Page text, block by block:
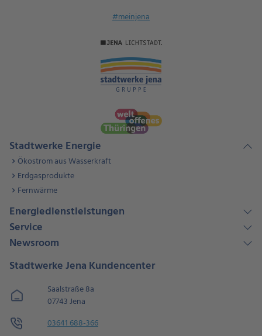
#meinjena
Stadtwerke Energie
Ökostrom aus Wasserkraft
Erdgasprodukte
Fernwärme
Energiedienstleistungen
Service
Newsroom
Stadtwerke Jena Kundencenter
Saalstraße 8a
07743 Jena
03641 688-366